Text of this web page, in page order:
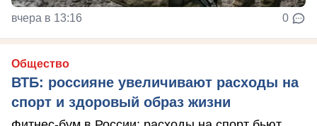
вчера в 13:16 0
Общество
ВТБ: россияне увеличивают расходы на
спорт и здоровый образ жизни